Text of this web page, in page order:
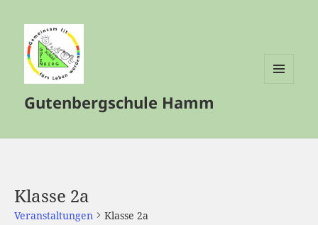
Gutenbergschule Hamm
Klasse 2a
Veranstaltungen Klasse 2a